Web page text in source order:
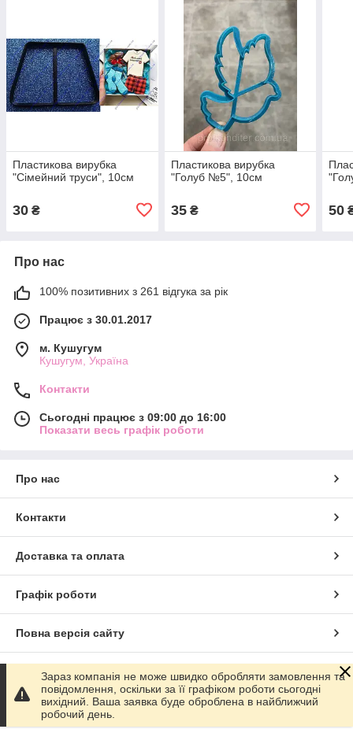
Пластикова вирубка
"Сімейний труси", 10см
30 ₴
Пластикова вирубка
"Голуб №5", 10см
35₴ 50
Про нас
100% позитивних з 261 відгука за рік
Працює з 30.01.2017
м. Кушугум
Кушугум, Україна
Контакти
Сьогодні працює з 09:00 до 16:00
Показати весь графік роботи
Про нас
Контакти
Доставка та оплата
Графік роботи
Повна версія сайту
Сайт створено на маркетплейсі Prom.ua
Політика конфіденційності
Зараз компанія не може швидко обробляти замовлення та
повідомлення, оскільки за її графіком роботи сьогодні
вихідний. Ваша заявка буде оброблена в найближчий
робочий день.